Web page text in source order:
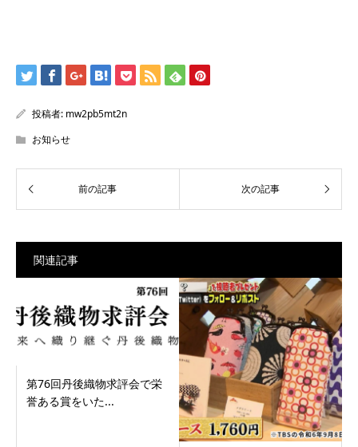
投稿者: mw2pb5mt2n
お知らせ
関連記事
第76回丹後織物求評会で栄
誉ある賞をいた...